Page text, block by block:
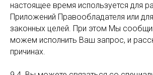
настоящее время используется для
Приложений Правообладателя или
законных целей. При этом Мы
можем исполнить Ваш запрос, и
причинах.